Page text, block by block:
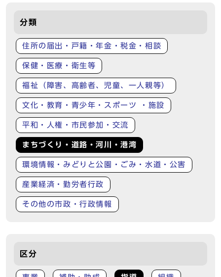
分類
住所の届出・戸籍・年金・税金・相談
保健・医療・衛生等
福祉（障害、高齢者、児童、一人親等）
文化・教育・青少年・スポーツ ・施設
平和・人権・市民参加・交流
まちづくり・道路・河川・港湾
環境情報・みどりと公園・ごみ・水道・公害
産業経済・勤労者行政
その他の市政・行政情報
区分